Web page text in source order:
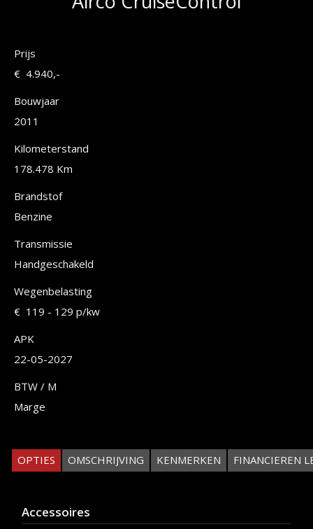
Prijs
€ 4.940,-
Bouwjaar
2011
Kilometerstand
178.478 Km
Brandstof
Benzine
Transmissie
Handgeschakeld
Wegenbelasting
€ 119 - 129 p/kw
APK
22-05-2027
BTW / M
Marge
OPTIES OMSCHRIJVING KENMERKEN FINANCIEREN
Accessoires